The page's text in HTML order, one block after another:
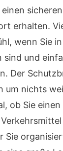
erhalten.
wenn Sie
sind und
Der
um nichts
ob Sie
Sie